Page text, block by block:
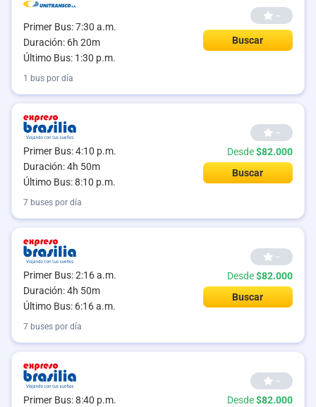
Primer Bus: 7:30 a.m.
Duración: 6h 20m
Último Bus: 1:30 p.m.
--
Buscar
1 bus por día
Primer Bus: 4:10 p.m.
Duración: 4h 50m
Último Bus: 8:10 p.m.
--
Desde$82.000
Buscar
7 buses por día
Primer Bus: 2:16 a.m.
Duración: 4h 50m
Último Bus: 6:16 a.m.
--
Desde$82.000
Buscar
7 buses por día
Primer Bus: 8:40 p.m.
--
Desde$82.000